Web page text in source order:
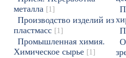
металла [1]
Производство изделий из
пластмасс [1]
Промышленная химия.
Химическое сырье [1]